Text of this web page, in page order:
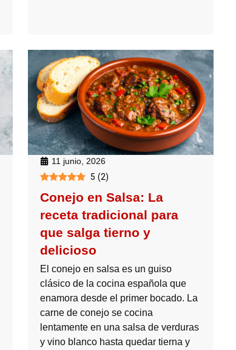
11 junio, 2026
5 (2)
Conejo en Salsa: La
receta tradicional para
que salga tierno y
delicioso
El conejo en salsa es un guiso
clásico de la cocina española que
enamora desde el primer bocado. La
carne de conejo se cocina
lentamente en una salsa de verduras
y vino blanco hasta quedar tierna y